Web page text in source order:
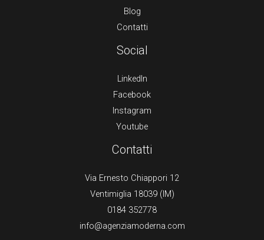
Blog
Contatti
Social
LinkedIn
Facebook
Instagram
Youtube
Contatti
Via Ernesto Chiappori 12
Ventimiglia 18039 (IM)
0184 352778
info@agenziamoderna.com